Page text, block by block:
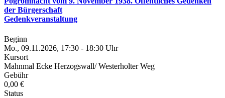
der Bürgerschaft
Gedenkveranstaltung
Beginn
Mo., 09.11.2026, 17:30 - 18:30 Uhr
Kursort
Mahnmal Ecke Herzogswall/ Westerholter Weg
Gebühr
0,00 €
Status